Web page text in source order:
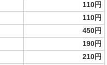
110円
110円
450円
190円
210円